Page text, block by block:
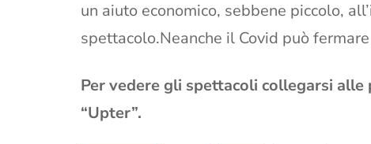
un aiuto economico, sebbene piccolo,
spettacolo.Neanche il Covid può
Per vedere gli spettacoli collegarsi alle
“Upter”.